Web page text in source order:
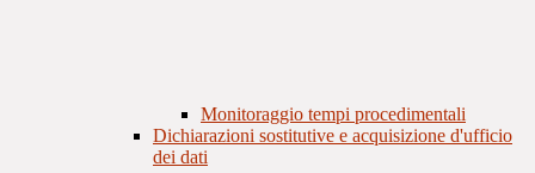
Monitoraggio tempi procedimentali
Dichiarazioni sostitutive e acquisizione d'ufficio
dei dati